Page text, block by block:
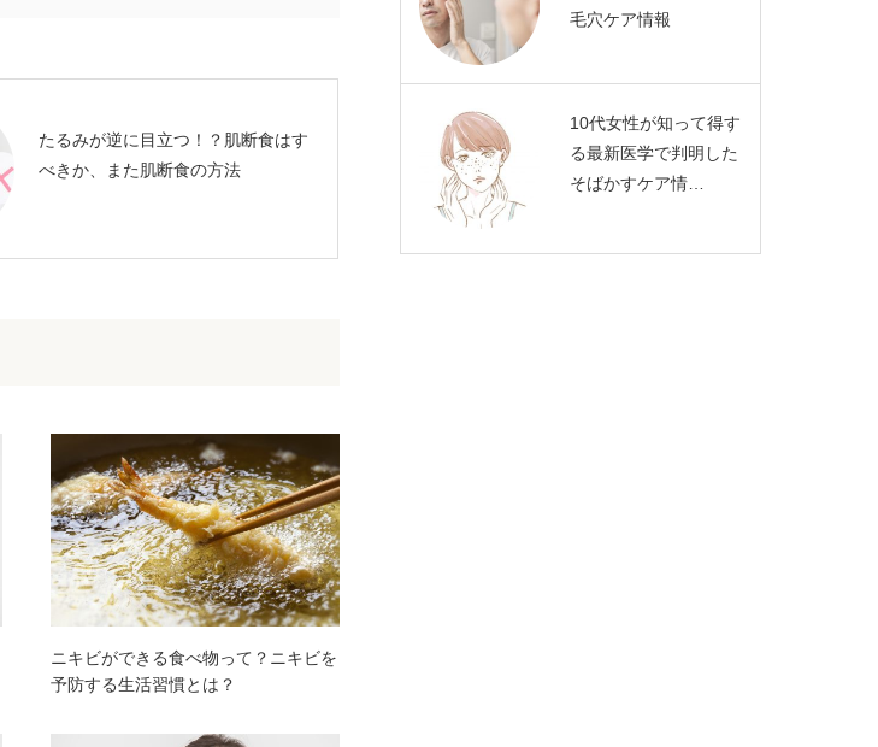
たるみが逆に目立つ！？肌断食はす
べきか、また肌断食の方法
ニキビができる食べ物って？ニキビを
予防する生活習慣とは？
毛穴ケア情報
10代女性が知って得す
る最新医学で判明した
そばかすケア情…